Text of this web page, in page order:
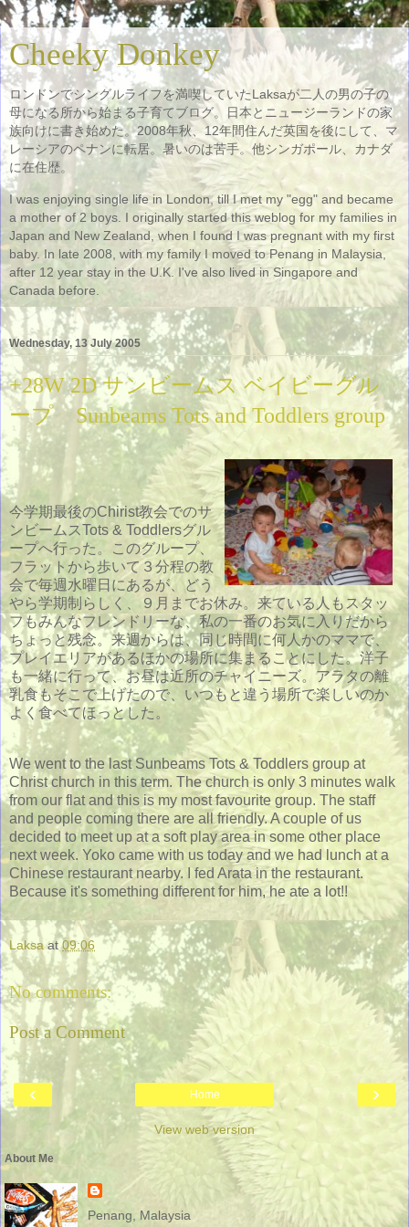
Cheeky Donkey
ロンドンでシングルライフを満喫していたLaksaが二人の男の子の
母になる所から始まる子育てブログ。日本とニュージーランドの家
族向けに書き始めた。2008年秋、12年間住んだ英国を後にして、マ
レーシアのペナンに転居。暑いのは苦手。他シンガポール、カナダ
に在住歴。
I was enjoying single life in London, till I met my "egg" and became
a mother of 2 boys. I originally started this weblog for my families in
Japan and New Zealand, when I found I was pregnant with my first
baby. In late 2008, with my family I moved to Penang in Malaysia,
after 12 year stay in the U.K. I've also lived in Singapore and
Canada before.
Wednesday, 13 July 2005
+28W 2D サンビームス ベイビーグル
ープ Sunbeams Tots and Toddlers group
今学期最後のChirist教会でのサ
ンビームスTots & Toddlersグル
ープへ行った。このグループ、
フラットから歩いて３分程の教
会で毎週水曜日にあるが、どう
やら学期制らしく、９月までお休み。来ている人もスタッ
フもみんなフレンドリーな、私の一番のお気に入りだから
ちょっと残念。来週からは、同じ時間に何人かのママで、
プレイエリアがあるほかの場所に集まることにした。洋子
も一緒に行って、お昼は近所のチャイニーズ。アラタの離
乳食もそこで上げたので、いつもと違う場所で楽しいのか
よく食べてほっとした。
We went to the last Sunbeams Tots & Toddlers group at
Christ church in this term. The church is only 3 minutes walk
from our flat and this is my most favourite group. The staff
and people coming there are all friendly. A couple of us
decided to meet up at a soft play area in some other place
next week. Yoko came with us today and we had lunch at a
Chinese restaurant nearby. I fed Arata in the restaurant.
Because it's something different for him, he ate a lot!!
Laksa at09:06
No comments:
Post a Comment
‹ ›
Home
View web version
About Me
Penang, Malaysia